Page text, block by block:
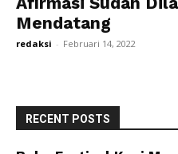
Mendatang
redaksi - Februari 14, 2022
RECENT POSTS